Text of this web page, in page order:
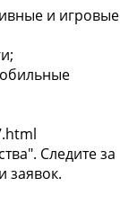
и игровые
Следите за
заявок.